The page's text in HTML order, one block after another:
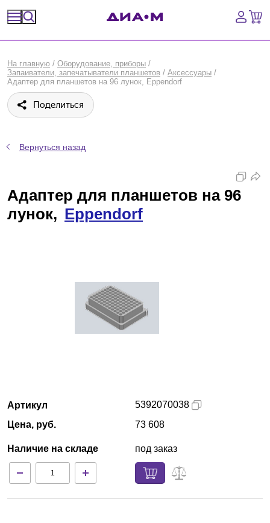
Оборудование, приборы
Расходные материалы, пластик, стекло
Библиотека
Производители
Доставка и оплата
На главную / Оборудование, приборы /
Запаиватели, запечатыватели планшетов / Аксессуары /
Адаптер для планшетов на 96 лунок, Eppendorf
Поделиться
Вернуться назад
Адаптер для планшетов на 96
лунок, Eppendorf
Артикул
Цена, руб.
Наличие на складе
5392070038
73 608
под заказ